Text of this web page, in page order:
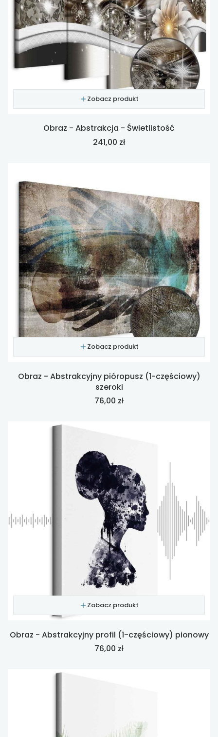
Zobacz produkt
Obraz - Abstrakcja - Świetlistość
Cena
241,00 zł
Zobacz produkt
Obraz - Abstrakcyjny pióropusz (1-częściowy)
szeroki
Cena
76,00 zł
Zobacz produkt
Obraz - Abstrakcyjny profil (1-częściowy) pionowy
Cena
76,00 zł